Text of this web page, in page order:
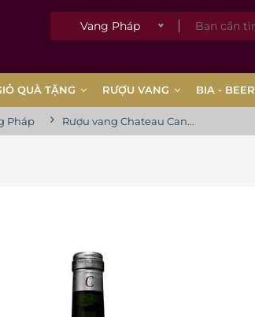
Vang Pháp
QUÀ TẶNG RƯỢU VANG BIA - BEER
Pháp Rượu vang Chateau Cantemerle 5th Growth Grand Cru Classe